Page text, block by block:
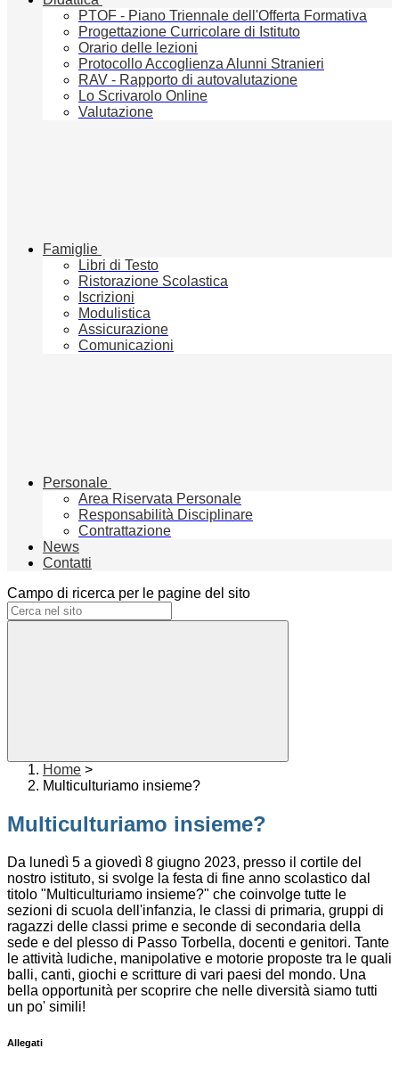
PTOF - Piano Triennale dell'Offerta Formativa
Progettazione Curricolare di Istituto
Orario delle lezioni
Protocollo Accoglienza Alunni Stranieri
RAV - Rapporto di autovalutazione
Lo Scrivarolo Online
Valutazione
Famiglie
Libri di Testo
Ristorazione Scolastica
Iscrizioni
Modulistica
Assicurazione
Comunicazioni
Personale
Area Riservata Personale
Responsabilità Disciplinare
Contrattazione
News
Contatti
Campo di ricerca per le pagine del sito
Home >
Multiculturiamo insieme?
Multiculturiamo insieme?
Da lunedì 5 a giovedì 8 giugno 2023, presso il cortile del
nostro istituto, si svolge la festa di fine anno scolastico dal
titolo "Multiculturiamo insieme?" che coinvolge tutte le
sezioni di scuola dell'infanzia, le classi di primaria, gruppi di
ragazzi delle classi prime e seconde di secondaria della
sede e del plesso di Passo Torbella, docenti e genitori. Tante
le attività ludiche, manipolative e motorie proposte tra le quali
balli, canti, giochi e scritture di vari paesi del mondo. Una
bella opportunità per scoprire che nelle diversità siamo tutti
un po' simili!
Allegati